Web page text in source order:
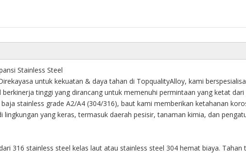
Stainless Steel
untuk kekuatan & daya tahan di TopqualityAlloy, kami
tinggi yang dirancang untuk memenuhi permintaan yang ketat dari
stainless grade A2/A4 (304/316), baut kami memberikan ketahanan
yang keras, termasuk daerah pesisir, tanaman kimia, dan
316 stainless steel kelas laut atau stainless steel 304 hemat biaya. Tahan